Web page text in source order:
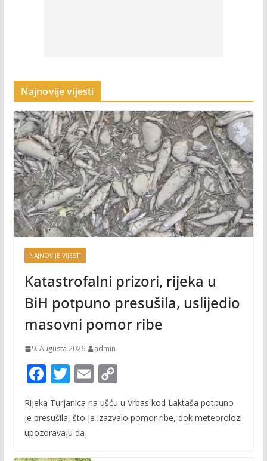
Najnovije vijesti
NAJNOVIJE VIJESTI
Katastrofalni prizori, rijeka u
BiH potpuno presušila, uslijedio
masovni pomor ribe
9. Augusta 2026. admin
F
e
b
T
itt
er
E
m
ai
C
p
Rijeka Turjanica na ušću u Vrbas kod Laktaša potpuno
je presušila, što je izazvalo pomor ribe, dok meteorolozi
upozoravaju da